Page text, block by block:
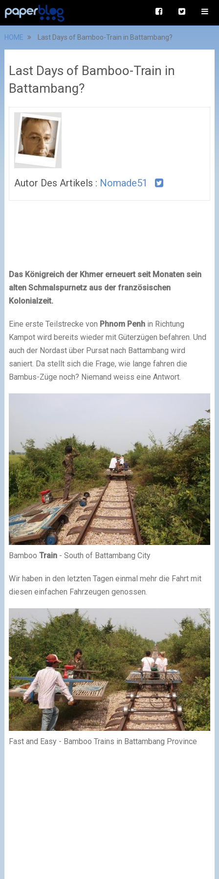
HOME Last Days of Bamboo-Train in Battambang?
Last Days of Bamboo-Train in
Battambang?
Autor Des Artikels : Nomade51
Das Königreich der Khmer erneuert seit Monaten sein
alten Schmalspurnetz aus der französischen
Kolonialzeit.
Eine erste Teilstrecke von Phnom Penhin Richtung
Kampot wird bereits wieder mit Güterzügen befahren. Und
auch der Nordast über Pursat nach Battambang wird
saniert. Da stellt sich die Frage, wie lange fahren die
Bambus-Züge noch? Niemand weiss eine Antwort.
Bamboo Train- South of Battambang City
Wir haben in den letzten Tagen einmal mehr die Fahrt mit
diesen einfachen Fahrzeugen genossen.
Fast and Easy - Bamboo Trains in Battambang Province